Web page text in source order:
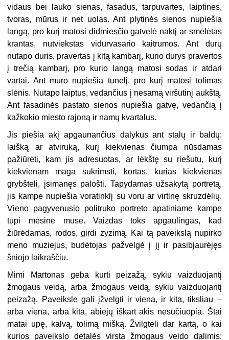
vidaus bei lauko sienas, fasadus, tarpuvartes, laiptines,
tvoras, mūrus ir net uolas. Ant plytinės sienos nupiešia
langą, pro kurį matosi didmiesčio gatvelė naktį ar smėlėtas
krantas, nutviekstas vidurvasario kaitrumos. Ant durų
nutapo duris, pravertas į kitą kambarį, kurio durys pravertos
į trečią kambarį, pro kurio langą matosi sodas ir atdari
vartai. Ant mūro nupiešia tunelį, pro kurį matosi tolimas
slėnis. Nutapo laiptus, vedančius į nesamą viršutinį aukštą.
Ant fasadinės pastato sienos nupiešia gatvę, vedančią į
kažkokio miesto rajoną ir namų kvartalus.
Jis piešia akį apgaunančius dalykus ant stalų ir baldų:
laišką ar atviruką, kurį kiekvienas čiumpa nūsdamas
pažiūrėti, kam jis adresuotas, ar lėkštę su riešutu, kurį
kiekvienam maga sukrimsti, kortas, kurias kiekvienas
grybšteli, įsimanęs palošti. Tapydamas užsakytą portretą,
jis kampe nupiešia voratinklį su voru ar virtinę skruzdėlių.
Vieno pagyvenusio politruko portreto apatiniame kampe
tupi mėsinė musė. Vaizdas toks apgaulingas, kad
žiūrėdamas, rodos, girdi zyzimą. Kai tą paveikslą nupirko
meno muziejus, budėtojas pažvelgė į jį ir pasibjaurėjęs
šniojo laikraščiu.
Mimi Martonas geba kurti peizažą, sykiu vaizduojantį
žmogaus veidą, arba žmogaus veidą, sykiu vaizduojantį
peizažą. Paveiksle gali įžvelgti ir viena, ir kita, tiksliau –
arba viena, arba kita, abiejų iškart akis nesučiuopia. Štai
matai upę, kalvą, tolimą mišką. Žvilgteli dar kartą, o kai
kurios paveikslo detalės virsta žmogaus veido dalimis: